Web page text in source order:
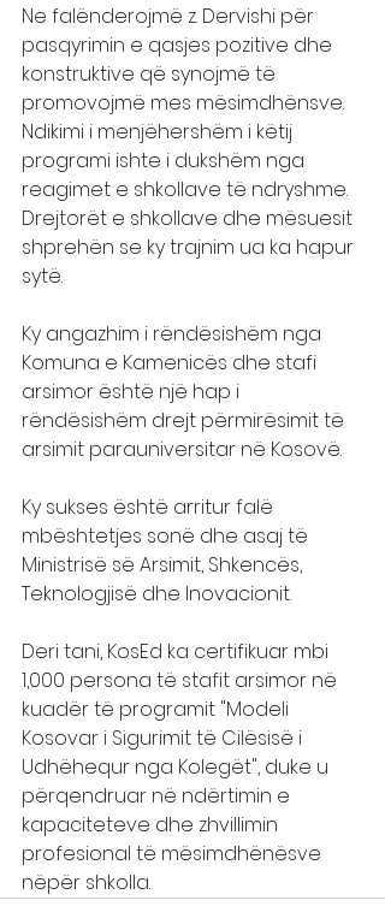
Ne falënderojmë z. Dervishi për
pasqyrimin e qasjes pozitive dhe
konstruktive që synojmë të
promovojmë mes mësimdhënsve.
Ndikimi i menjëhershëm i këtij
programi ishte i dukshëm nga
reagimet e shkollave të ndryshme.
Drejtorët e shkollave dhe mësuesit
shprehën se ky trajnim ua ka hapur
sytë.
Ky angazhim i rëndësishëm nga
Komuna e Kamenicës dhe stafi
arsimor është një hap i
rëndësishëm drejt përmirësimit të
arsimit parauniversitar në Kosovë.
Ky sukses është arritur falë
mbështetjes sonë dhe asaj të
Ministrisë së Arsimit, Shkencës,
Teknologjisë dhe Inovacionit.
Deri tani, KosEd ka certifikuar mbi
1,000 persona të stafit arsimor në
kuadër të programit "Modeli
Kosovar i Sigurimit të Cilësisë i
Udhëhequr nga Kolegët", duke u
përqendruar në ndërtimin e
kapaciteteve dhe zhvillimin
profesional të mësimdhënësve
nëpër shkolla.